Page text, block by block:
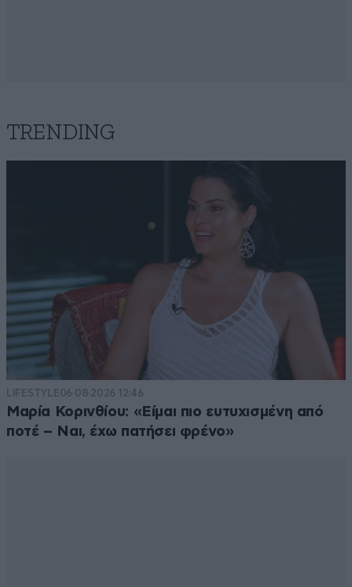
TRENDING
LIFESTYLE06·08·2026 12:46
Μαρία Κορινθίου: «Είμαι πιο ευτυχισμένη από
ποτέ – Ναι, έχω πατήσει φρένο»